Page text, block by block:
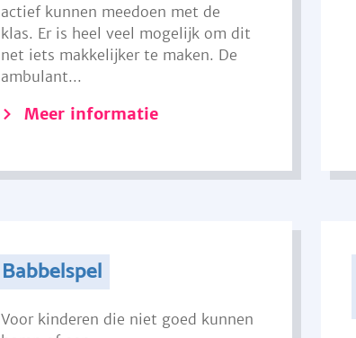
actief kunnen meedoen met de
klas. Er is heel veel mogelijk om dit
net iets makkelijker te maken. De
ambulant...
Meer informatie
Babbelspel
Voor kinderen die niet goed kunnen